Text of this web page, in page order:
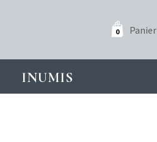
0 Panier
INUMIS